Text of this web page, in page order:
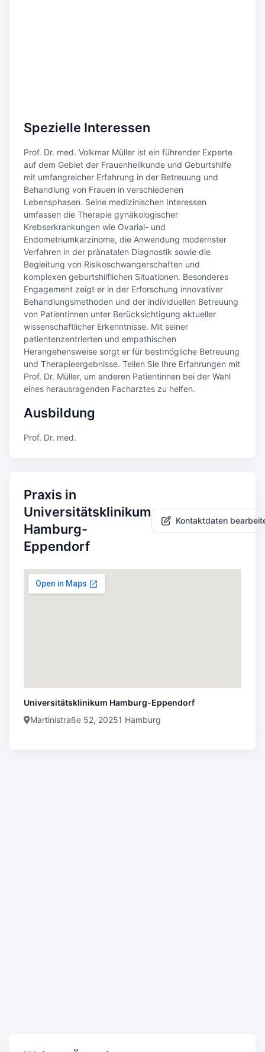
Spezielle Interessen
Prof. Dr. med. Volkmar Müller ist ein führender Experte
auf dem Gebiet der Frauenheilkunde und Geburtshilfe
mit umfangreicher Erfahrung in der Betreuung und
Behandlung von Frauen in verschiedenen
Lebensphasen. Seine medizinischen Interessen
umfassen die Therapie gynäkologischer
Krebserkrankungen wie Ovarial- und
Endometriumkarzinome, die Anwendung modernster
Verfahren in der pränatalen Diagnostik sowie die
Begleitung von Risikoschwangerschaften und
komplexen geburtshilflichen Situationen. Besonderes
Engagement zeigt er in der Erforschung innovativer
Behandlungsmethoden und der individuellen Betreuung
von Patientinnen unter Berücksichtigung aktueller
wissenschaftlicher Erkenntnisse. Mit seiner
patientenzentrierten und empathischen
Herangehensweise sorgt er für bestmögliche Betreuung
und Therapieergebnisse. Teilen Sie Ihre Erfahrungen mit
Prof. Dr. Müller, um anderen Patientinnen bei der Wahl
eines herausragenden Facharztes zu helfen.
Ausbildung
Prof. Dr. med.
Praxis in
Universitätsklinikum
Hamburg-
Eppendorf
Kontaktdaten
Universitätsklinikum Hamburg-Eppendorf
Martinistraße 52, 20251 Hamburg